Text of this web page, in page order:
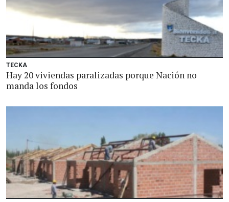
TECKA
Hay 20 viviendas paralizadas porque Nación no
manda los fondos